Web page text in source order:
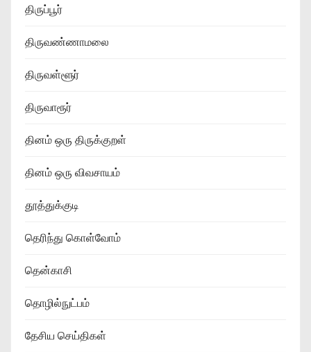
திருப்பூர்
திருவண்ணாமலை
திருவள்ளூர்
திருவாரூர்
தினம் ஒரு திருக்குறள்
தினம் ஒரு விவசாயம்
தூத்துக்குடி
தெரிந்து கொள்வோம்
தென்காசி
தொழில்நுட்பம்
தேசிய செய்திகள்